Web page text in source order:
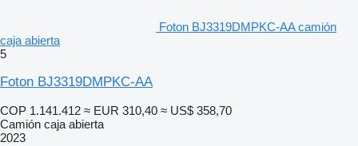
Foton BJ3319DMPKC-AA camión
caja abierta
5
Foton BJ3319DMPKC-AA
COP 1.141.412 ≈ EUR 310,40 ≈ US$ 358,70
Camión caja abierta
2023